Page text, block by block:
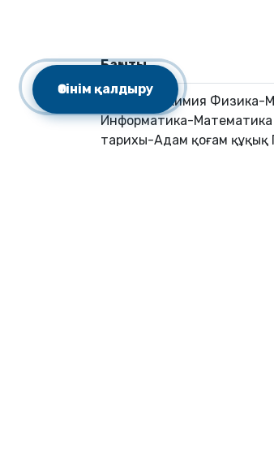
Бағыты
Биология-Химия Физика-
Информатика-Математика
тарихы-Адам қоғам құқық
Өтінім қалдыру